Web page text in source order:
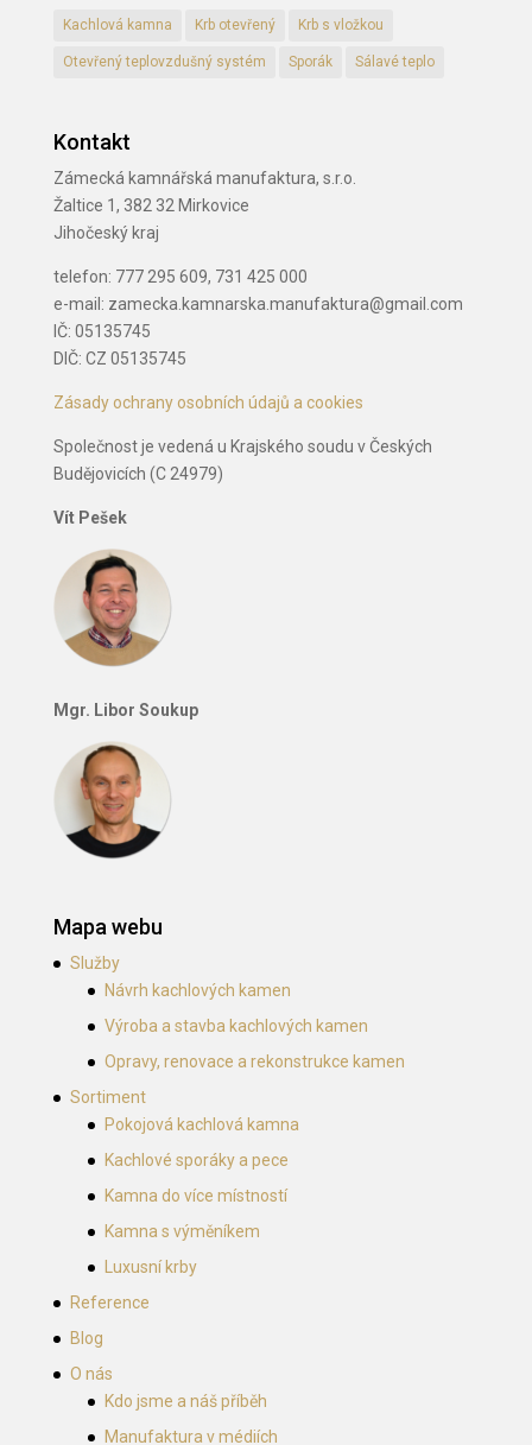
Kachlová kamna Krb otevřený Krb s vložkou
Otevřený teplovzdušný systém Sporák Sálavé teplo
Kontakt
Zámecká kamnářská manufaktura, s.r.o.
Žaltice 1, 382 32 Mirkovice
Jihočeský kraj
telefon: 777 295 609, 731 425 000
e-mail: zamecka.kamnarska.manufaktura@gmail.com
IČ: 05135745
DIČ: CZ 05135745
Zásady ochrany osobních údajů a cookies
Společnost je vedená u Krajského soudu v Českých
Budějovicích (C 24979)
Vít Pešek
Mgr. Libor Soukup
Mapa webu
Služby
Návrh kachlových kamen
Výroba a stavba kachlových kamen
Opravy, renovace a rekonstrukce kamen
Sortiment
Pokojová kachlová kamna
Kachlové sporáky a pece
Kamna do více místností
Kamna s výměníkem
Luxusní krby
Reference
Blog
O nás
Kdo jsme a náš příběh
Manufaktura v médiích